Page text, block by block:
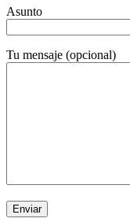
Asunto
Tu mensaje (opcional)